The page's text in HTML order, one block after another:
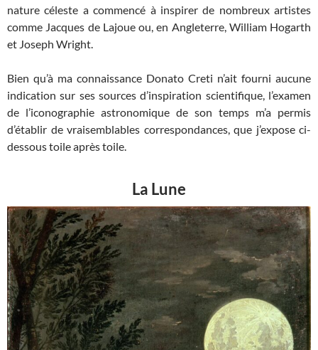
nature céleste a commencé à inspirer de nombreux artistes
comme Jacques de Lajoue ou, en Angleterre, William Hogarth
et Joseph Wright.
Bien qu’à ma connaissance Donato Creti n’ait fourni aucune
indication sur ses sources d’inspiration scientifique, l’examen
de l’iconographie astronomique de son temps m’a permis
d’établir de vraisemblables correspondances, que j’expose ci-
dessous toile après toile.
La Lune